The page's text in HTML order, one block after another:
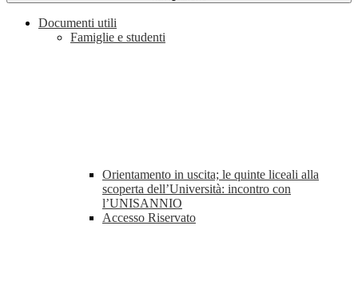
Documenti utili
Famiglie e studenti
Orientamento in uscita; le quinte liceali alla
scoperta dell’Università: incontro con
l’UNISANNIO
Accesso Riservato